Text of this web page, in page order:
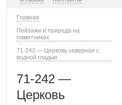
Главная
Пейзажи и природа на
памятниках
71-242 — Церковь северная с
водной гладью
71-242 —
Церковь